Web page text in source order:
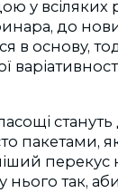
у всіляких
до
в основу,
пакетами,
перекус
так,